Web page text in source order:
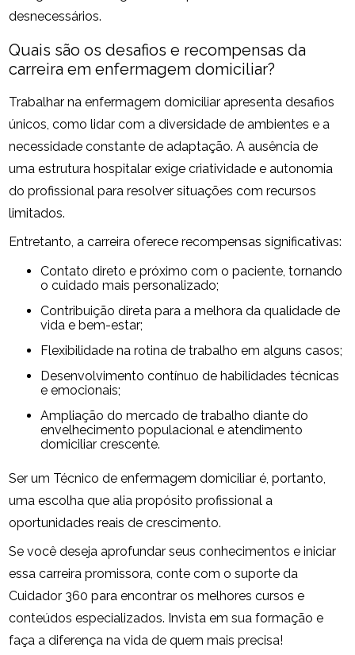
desnecessários.
Quais são os desafios e recompensas da
carreira em enfermagem domiciliar?
Trabalhar na enfermagem domiciliar apresenta desafios
únicos, como lidar com a diversidade de ambientes e a
necessidade constante de adaptação. A ausência de
uma estrutura hospitalar exige criatividade e autonomia
do profissional para resolver situações com recursos
limitados.
Entretanto, a carreira oferece recompensas significativas:
Contato direto e próximo com o paciente, tornando
o cuidado mais personalizado;
Contribuição direta para a melhora da qualidade de
vida e bem-estar;
Flexibilidade na rotina de trabalho em alguns casos;
Desenvolvimento contínuo de habilidades técnicas
e emocionais;
Ampliação do mercado de trabalho diante do
envelhecimento populacional e atendimento
domiciliar crescente.
Ser um Técnico de enfermagem domiciliar é, portanto,
uma escolha que alia propósito profissional a
oportunidades reais de crescimento.
Se você deseja aprofundar seus conhecimentos e iniciar
essa carreira promissora, conte com o suporte da
Cuidador 360 para encontrar os melhores cursos e
conteúdos especializados. Invista em sua formação e
faça a diferença na vida de quem mais precisa!